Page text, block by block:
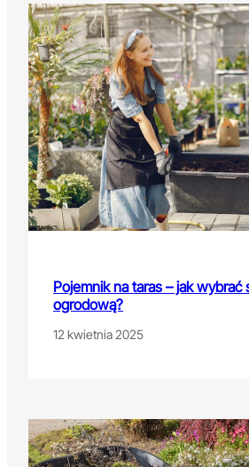
Pojemnik na taras – jak wybrać
ogrodową?
12 kwietnia 2025